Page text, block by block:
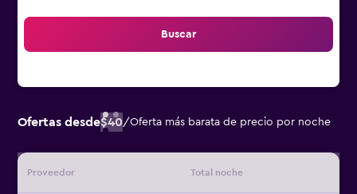
Buscar
Ofertas desde$40/Oferta más barata de precio por noche
Proveedor Total noche